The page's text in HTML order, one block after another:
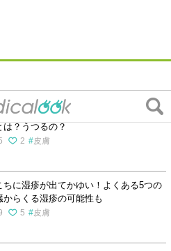
ダニのせいだった！陰部のかゆみの原因
は？うつるの？
2 皮膚
ちに湿疹が出てかゆい！よくある5つの
からくる湿疹の可能性も
5 皮膚